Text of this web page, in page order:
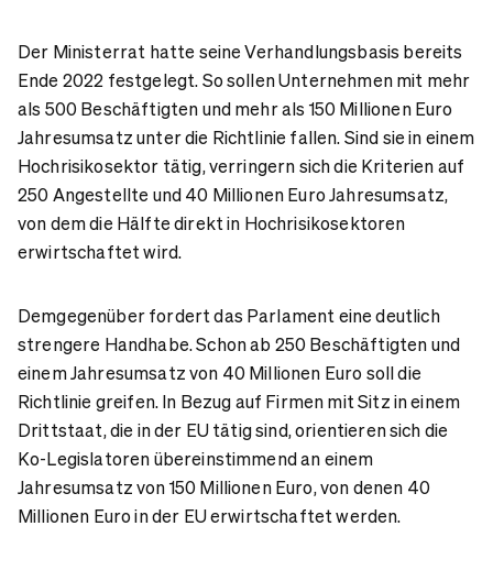
Der Ministerrat hatte seine Verhandlungsbasis bereits
Ende 2022 festgelegt. So sollen Unternehmen mit mehr
als 500 Beschäftigten und mehr als 150 Millionen Euro
Jahresumsatz unter die Richtlinie fallen. Sind sie in einem
Hochrisikosektor tätig, verringern sich die Kriterien auf
250 Angestellte und 40 Millionen Euro Jahresumsatz,
von dem die Hälfte direkt in Hochrisikosektoren
erwirtschaftet wird.
Demgegenüber fordert das Parlament eine deutlich
strengere Handhabe. Schon ab 250 Beschäftigten und
einem Jahresumsatz von 40 Millionen Euro soll die
Richtlinie greifen. In Bezug auf Firmen mit Sitz in einem
Drittstaat, die in der EU tätig sind, orientieren sich die
Ko-Legislatoren übereinstimmend an einem
Jahresumsatz von 150 Millionen Euro, von denen 40
Millionen Euro in der EU erwirtschaftet werden.